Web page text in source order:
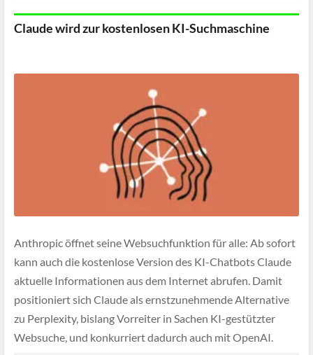
Claude wird zur kostenlosen KI-Suchmaschine
Anthropic öffnet seine Websuchfunktion für alle: Ab sofort
kann auch die kostenlose Version des KI-Chatbots Claude
aktuelle Informationen aus dem Internet abrufen. Damit
positioniert sich Claude als ernstzunehmende Alternative
zu Perplexity, bislang Vorreiter in Sachen KI-gestützter
Websuche, und konkurriert dadurch auch mit OpenAI.